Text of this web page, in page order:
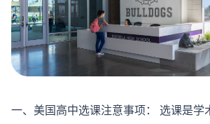
一、美国高中选课注意事项：
选课是学